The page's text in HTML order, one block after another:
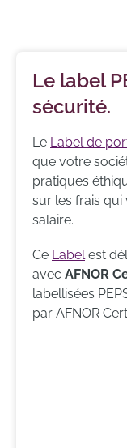
Le label
sécurité.
Le Label de
que votre
pratiques
sur les frais
salaire.
Ce Labelest
avec AFNOR
labellisées
par AFNOR